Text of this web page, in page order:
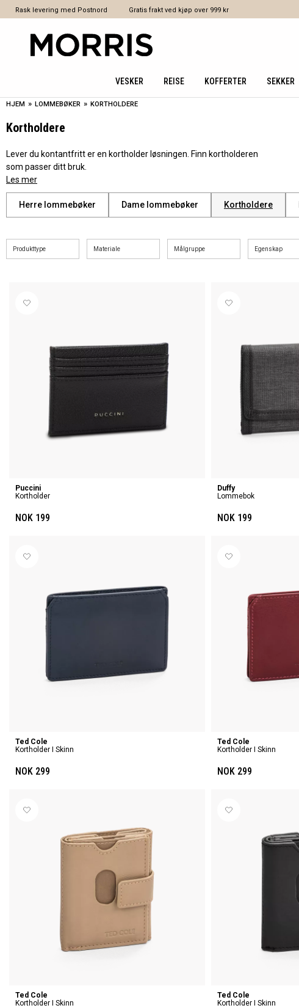
Rask levering med Postnord Gratis frakt ved kjøp over 999 kr
VESKER REISE KOFFERTER SEKKER
HJEM » LOMMEBØKER » KORTHOLDERE
Kortholdere
Lever du kontantfritt er en kortholder løsningen. Finn kortholderen
som passer ditt bruk.
Les mer
Herre lommebøker Dame lommebøker Kortholdere
Produkttype Materiale Målgruppe Egenskap
Kortholder
Puccini
NOK 199
Lommebok
Duffy
NOK 199
Kortholder I Skinn
Ted Cole
NOK 299
Kortholder I Skinn
Ted Cole
NOK 299
Kortholder I Skinn
Ted Cole
Kortholder I Skinn
Ted Cole